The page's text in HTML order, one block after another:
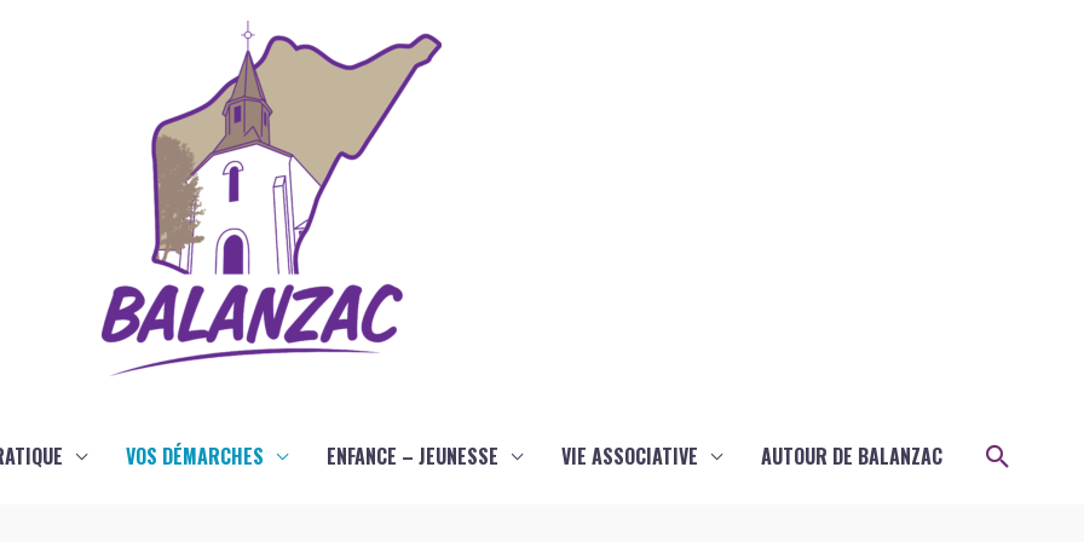
VOS DÉMARCHES ENFANCE – JEUNESSE VIE ASSOCIATIVE AUTOUR DE BALANZAC